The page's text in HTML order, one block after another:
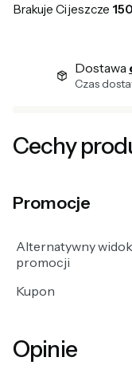
Brakuje Ci jeszcze
Dostawa
Czas
Cechy
Promocje
Alternatywny widok
promocji
Kupon
Opinie